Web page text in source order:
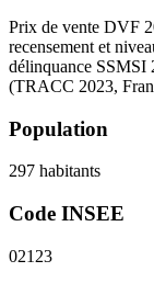
Prix de vente DVF
recensement et
délinquance SSMSI
(TRACC 2023,
Population
297 habitants
Code INSEE
02123